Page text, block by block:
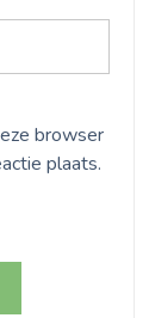
browser
plaats.